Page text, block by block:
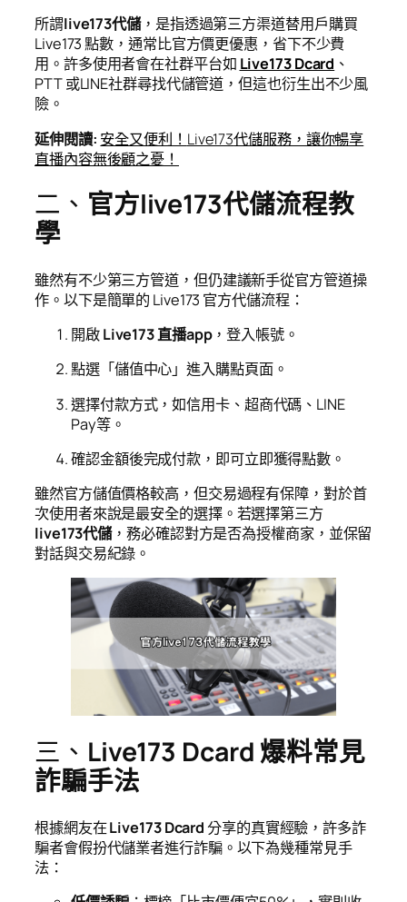
所謂live173代儲，是指透過第三方渠道替用戶購買
Live173 點數，通常比官方價更優惠，省下不少費
用。許多使用者會在社群平台如 Live173 Dcard 、
PTT 或LINE社群尋找代儲管道，但這也衍生出不少風
險。
延伸閱讀: 安全又便利！ Live173代儲服務，讓你暢享
直播內容無後顧之憂！
二、 官方live173代儲流程教
學
雖然有不少第三方管道，但仍建議新手從官方管道操
作。以下是簡單的 Live173 官方代儲流程：
開啟Live173 直播app，登入帳號。
點選「儲值中心」進入購點頁面。
選擇付款方式，如信用卡、超商代碼、LINE
Pay等。
確認金額後完成付款，即可立即獲得點數。
雖然官方儲值價格較高，但交易過程有保障，對於首
次使用者來說是最安全的選擇。若選擇第三方
live173代儲，務必確認對方是否為授權商家，並保留
對話與交易紀錄。
三、 Live173 Dcard 爆料常見
詐騙手法
根據網友在Live173 Dcard分享的真實經驗，許多詐
騙者會假扮代儲業者進行詐騙。以下為幾種常見手
法：